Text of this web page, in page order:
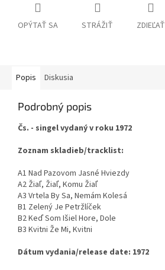
OPÝTAŤ SA STRÁŽIŤ ZDIEĽAŤ
Popis Diskusia
Podrobný popis
Čs. - singel vydaný v roku 1972
Zoznam skladieb/tracklist:
A1 Nad Pazovom Jasné Hviezdy
A2 Žiaľ, Žiaľ, Komu Žiaľ
A3 Vrtela By Sa, Nemám Kolesá
B1 Zelený Je Petržlíček
B2 Keď Som Išiel Hore, Dole
B3 Kvitni Že Mi, Kvitni
Dátum vydania/release date: 1972